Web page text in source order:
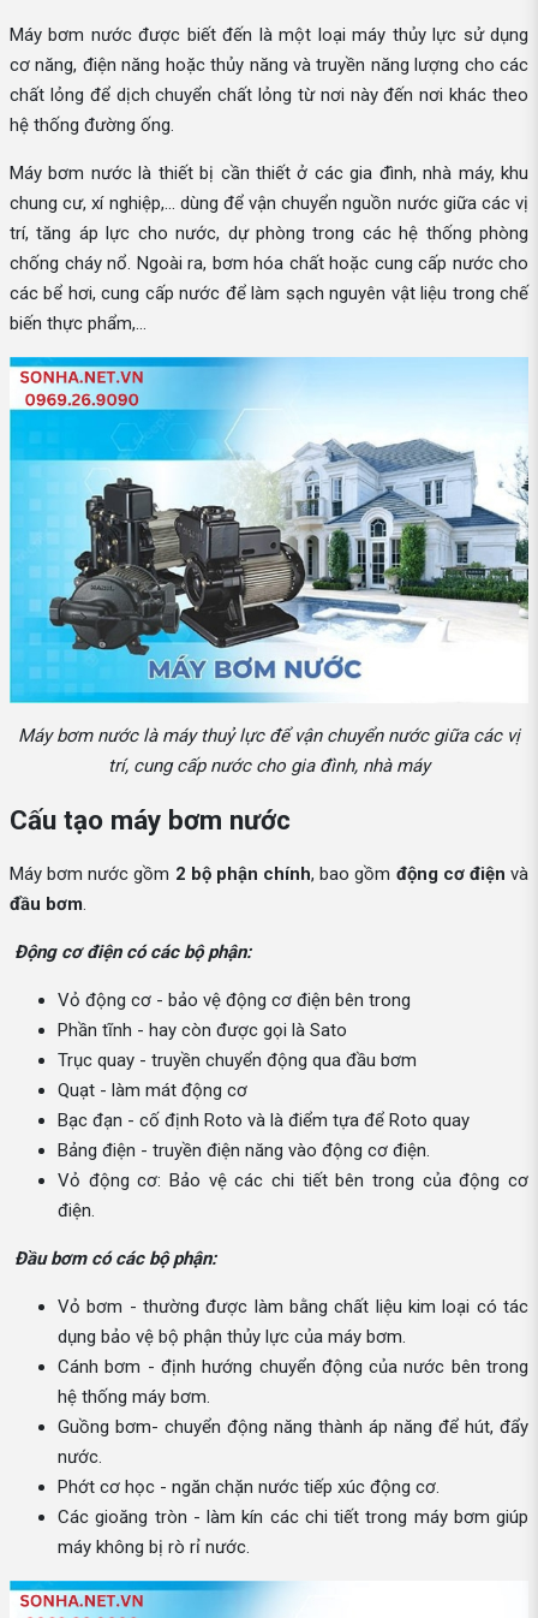
Máy bơm nước được biết đến là một loại máy thủy lực sử dụng
cơ năng, điện năng hoặc thủy năng và truyền năng lượng cho các
chất lỏng để dịch chuyển chất lỏng từ nơi này đến nơi khác theo
hệ thống đường ống.
Máy bơm nước là thiết bị cần thiết ở các gia đình, nhà máy, khu
chung cư, xí nghiệp,... dùng để vận chuyển nguồn nước giữa các vị
trí, tăng áp lực cho nước, dự phòng trong các hệ thống phòng
chống cháy nổ. Ngoài ra, bơm hóa chất hoặc cung cấp nước cho
các bể hơi, cung cấp nước để làm sạch nguyên vật liệu trong chế
biến thực phẩm,...
Máy bơm nước là máy thuỷ lực để vận chuyển nước giữa các vị
trí, cung cấp nước cho gia đình, nhà máy
Cấu tạo máy bơm nước
Máy bơm nước gồm 2 bộ phận chính, bao gồm động cơ điện và
đầu bơm
Động cơ điện có các bộ phận:
Vỏ động cơ - bảo vệ động cơ điện bên trong
Phần tĩnh - hay còn được gọi là Sato
Trục quay - truyền chuyển động qua đầu bơm
Quạt - làm mát động cơ
Bạc đạn - cố định Roto và là điểm tựa để Roto quay
Bảng điện - truyền điện năng vào động cơ điện.
Vỏ động cơ: Bảo vệ các chi tiết bên trong của động cơ
điện.
Đầu bơm có các bộ phận:
Vỏ bơm - thường được làm bằng chất liệu kim loại có tác
dụng bảo vệ bộ phận thủy lực của máy bơm.
Cánh bơm - định hướng chuyển động của nước bên trong
hệ thống máy bơm.
Guồng bơm- chuyển động năng thành áp năng để hút, đẩy
nước.
Phớt cơ học - ngăn chặn nước tiếp xúc động cơ.
Các gioăng tròn - làm kín các chi tiết trong máy bơm giúp
máy không bị rò rỉ nước.